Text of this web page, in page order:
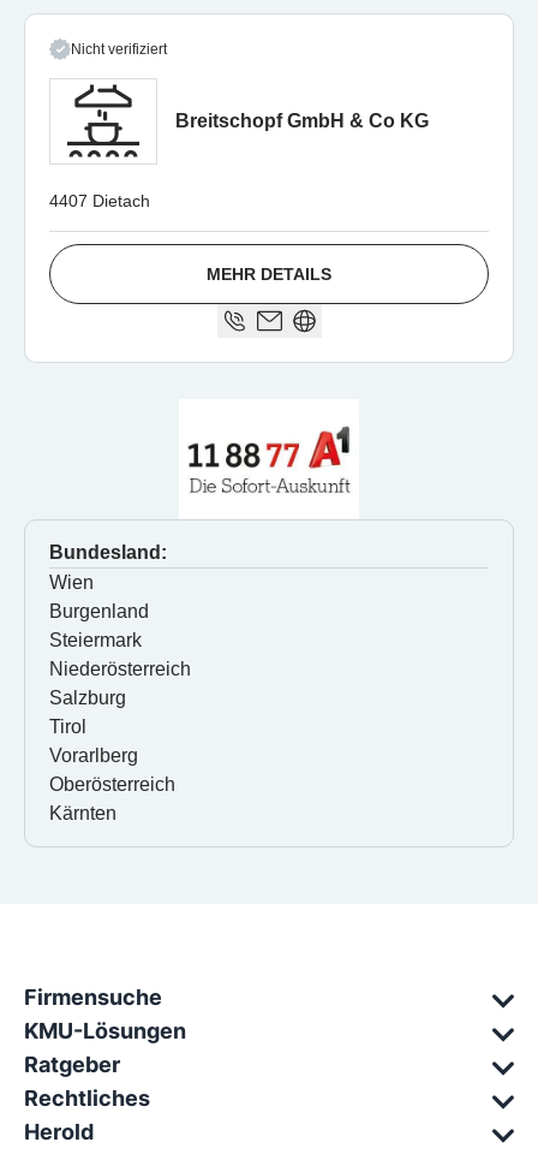
Nicht verifiziert
Breitschopf GmbH & Co KG
4407 Dietach
MEHR DETAILS
Bundesland:
Wien
Burgenland
Steiermark
Niederösterreich
Salzburg
Tirol
Vorarlberg
Oberösterreich
Kärnten
Firmensuche
KMU-Lösungen
Ratgeber
Rechtliches
Herold